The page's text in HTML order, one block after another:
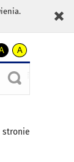
A
kontrast
czarny
tekst
żółtym
stronie